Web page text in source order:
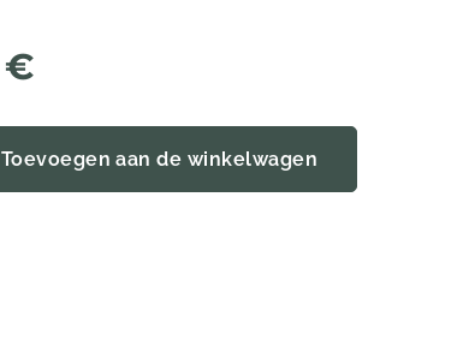
€
Toevoegen aan de winkelwagen